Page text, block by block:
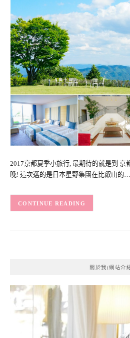
2017京都夏季小旅行, 最期待的就是到 京
晚! 這次選的是日本星野集團在比叡山的…
CONTINUE READING
關於我(網站介